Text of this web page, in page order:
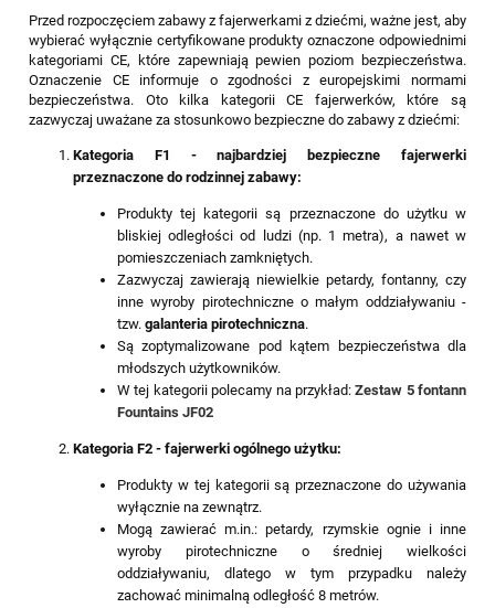
Przed rozpoczęciem zabawy z fajerwerkami z dziećmi, ważne jest, aby
wybierać wyłącznie certyfikowane produkty oznaczone odpowiednimi
kategoriami CE, które zapewniają pewien poziom bezpieczeństwa.
Oznaczenie CE informuje o zgodności z europejskimi normami
bezpieczeństwa. Oto kilka kategorii CE fajerwerków, które są
zazwyczaj uważane za stosunkowo bezpieczne do zabawy z dziećmi:
Kategoria F1 - najbardziej bezpieczne fajerwerki
przeznaczone do rodzinnej zabawy:
Produkty tej kategorii są przeznaczone do użytku w
bliskiej odległości od ludzi (np. 1 metra), a nawet w
pomieszczeniach zamkniętych.
Zazwyczaj zawierają niewielkie petardy, fontanny, czy
inne wyroby pirotechniczne o małym oddziaływaniu -
tzw. galanteria pirotechniczna.
Są zoptymalizowane pod kątem bezpieczeństwa dla
młodszych użytkowników.
W tej kategorii polecamy na przykład:Zestaw 5 fontann
Fountains JF02
Kategoria F2 - fajerwerki ogólnego użytku:
Produkty w tej kategorii są przeznaczone do używania
wyłącznie na zewnątrz.
Mogą zawierać m.in.: petardy, rzymskie ognie i inne
wyroby pirotechniczne o średniej wielkości
oddziaływaniu, dlatego w tym przypadku należy
zachować minimalną odległość 8 metrów.